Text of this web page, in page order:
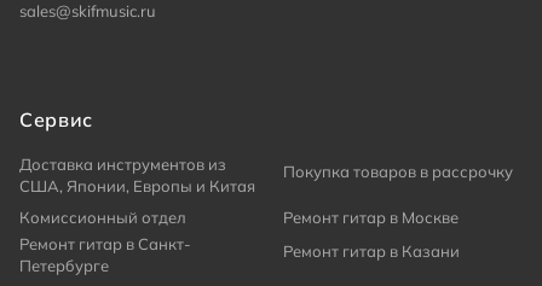
sales@skifmusic.ru
Сервис
Доставка инструментов из
США, Японии, Европы и Китая
Покупка товаров в рассрочку
Комиссионный отдел
Ремонт гитар в Москве
Ремонт гитар в Санкт-
Петербурге
Ремонт гитар в Казани